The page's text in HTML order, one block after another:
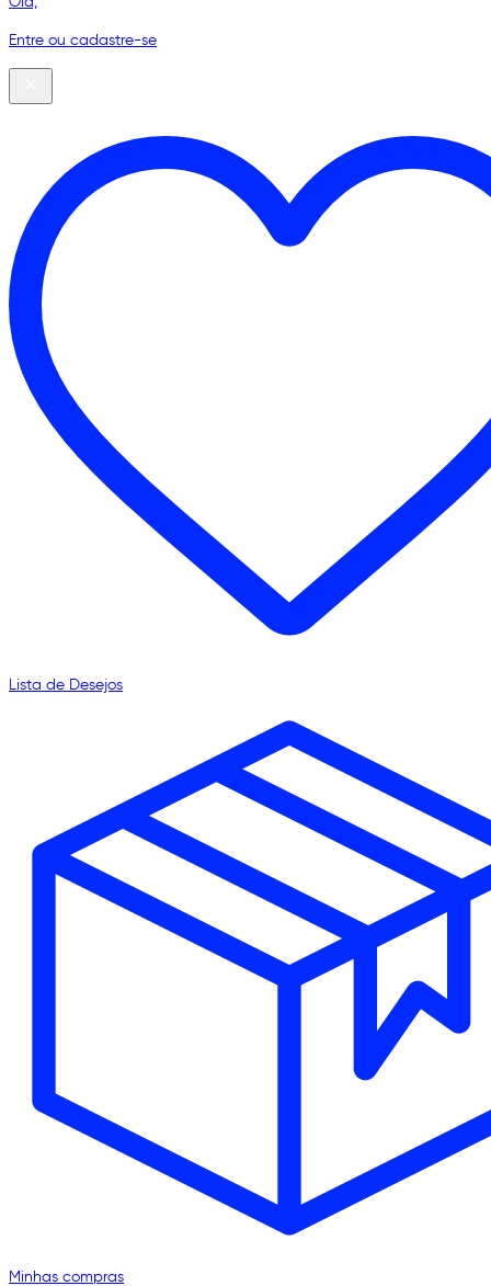
Entre ou cadastre-se
Lista de Desejos
Minhas compras